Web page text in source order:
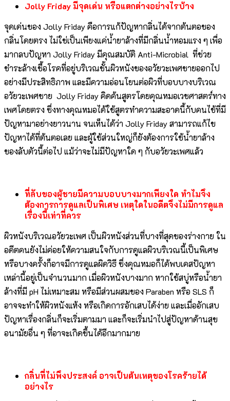
Jolly Friday มีจุดเด่น หรือแตกต่างอย่างไรบ้าง
จุดเด่นของ Jolly Friday คือการแก้ปัญหากลิ่นได้จากต้นตอของ
กลิ่นโดยตรง ไม่ใช่เป็นเพียงแค่น้ำยาล้างที่มีกลิ่นน้ำหอมแรง ๆ เพื่อ
มากลบปัญหา Jolly Friday มีคุณสมบัติ Anti-Microbial ที่ช่วย
ชำระล้างเชื้อโรคที่อยู่บริเวณชั้นผิวหนังของอวัยวะเพศชายออกไป
อย่างมีประสิทธิภาพ และมีความอ่อนโยนต่อผิวที่บอบบางบริเวณ
อวัยวะเพศชาย Jolly Friday คิดค้นสูตรโดยคุณหมอเวชศาสตร์ทาง
เพศโดยตรง ซึ่งทางคุณหมอได้ใช้สูตรทำความสะอาดนี้กับคนไข้ที่มี
ปัญหามาอย่างยาวนาน จนเห็นได้ว่า Jolly Friday สามารถแก้ไข
ปัญหาได้ที่ต้นตอเลย และผู้ใช้ส่วนใหญ่ก็ยังต้องการใช้น้ำยาล้าง
ของลับตัวนี้ต่อไป แม้ว่าจะไม่มีปัญหาใด ๆ กับอวัยวะเพศแล้ว
ที่ลับของผู้ชายมีความบอบบางมากเพียงใด ทำไมจึง
ต้องการการดูแลเป็นพิเศษ เหตุใดในอดีตจึงไม่มีการดูแล
เรื่องนี้เท่าที่ควร
ผิวหนังบริเวณอวัยวะเพศ เป็นผิวหนังส่วนที่บางที่สุดของร่างกาย ใน
อดีตคนยังไม่ค่อยให้ความสนใจกับการดูแลผิวบริเวณนี้เป็นพิเศษ
หรือบางครั้งก็อาจมีการดูแลผิดวิธี ซึ่งคุณหมอก็ได้พบเคสปัญหา
เหล่านี้อยู่เป็นจำนวนมาก เมื่อผิวหนังบางมาก หากใช้สบู่หรือน้ำยา
ล้างที่มี pH ไม่เหมาะสม หรือมีส่วนผสมของ Paraben หรือ SLS ก็
อาจจะทำให้ผิวหนังแห้ง หรือเกิดการอักเสบได้ง่าย และเมื่ออักเสบ
ปัญหาเรื่องกลิ่นก็จะเริ่มตามมา และก็จะเริ่มนำไปสู่ปัญหาด้านสุข
อนามัยอื่น ๆ ที่อาจะเกิดขึ้นได้อีกมากมาย
กลิ่นที่ไม่พึงประสงค์ อาจเป็นต้นเหตุของโรคร้ายได้
อย่างไร